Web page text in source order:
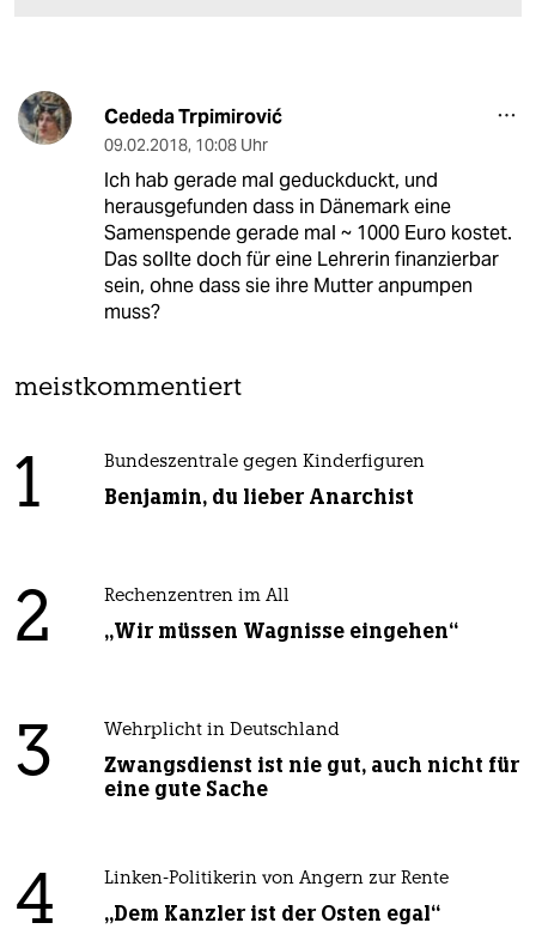
Cededa Trpimirović
09.02.2018, 10:08 Uhr
Ich hab gerade mal geduckduckt, und
herausgefunden dass in Dänemark eine
Samenspende gerade mal ~ 1000 Euro kostet.
Das sollte doch für eine Lehrerin finanzierbar
sein, ohne dass sie ihre Mutter anpumpen
muss?
meistkommentiert
1 Bundeszentrale gegen Kinderfiguren
Benjamin, du lieber Anarchist
2 Rechenzentren im All
„Wir müssen Wagnisse eingehen“
3 Wehrplicht in Deutschland
Zwangsdienst ist nie gut, auch nicht für
eine gute Sache
4 Linken-Politikerin von Angern zur Rente
„Dem Kanzler ist der Osten egal“